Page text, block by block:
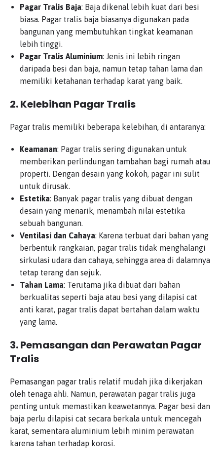
Pagar Tralis Baja: Baja dikenal lebih kuat dari besi
biasa. Pagar tralis baja biasanya digunakan pada
bangunan yang membutuhkan tingkat keamanan
lebih tinggi.
Pagar Tralis Aluminium: Jenis ini lebih ringan
daripada besi dan baja, namun tetap tahan lama dan
memiliki ketahanan terhadap karat yang baik.
2.Kelebihan Pagar Tralis
Pagar tralis memiliki beberapa kelebihan, di antaranya:
Keamanan: Pagar tralis sering digunakan untuk
memberikan perlindungan tambahan bagi rumah atau
properti. Dengan desain yang kokoh, pagar ini sulit
untuk dirusak.
Estetika: Banyak pagar tralis yang dibuat dengan
desain yang menarik, menambah nilai estetika
sebuah bangunan.
Ventilasi dan Cahaya: Karena terbuat dari bahan yang
berbentuk rangkaian, pagar tralis tidak menghalangi
sirkulasi udara dan cahaya, sehingga area di dalamnya
tetap terang dan sejuk.
Tahan Lama: Terutama jika dibuat dari bahan
berkualitas seperti baja atau besi yang dilapisi cat
anti karat, pagar tralis dapat bertahan dalam waktu
yang lama.
3.Pemasangan dan Perawatan Pagar
Tralis
Pemasangan pagar tralis relatif mudah jika dikerjakan
oleh tenaga ahli. Namun, perawatan pagar tralis juga
penting untuk memastikan keawetannya. Pagar besi dan
baja perlu dilapisi cat secara berkala untuk mencegah
karat, sementara aluminium lebih minim perawatan
karena tahan terhadap korosi.